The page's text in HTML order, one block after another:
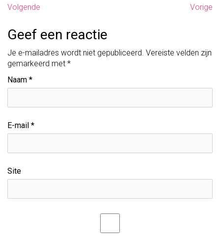
B
e
r
i
c
t
n
a
v
Vorige
Volgende
Geef een reactie
Je e-mailadres wordt niet gepubliceerd. Vereiste velden zijn
gemarkeerd met *
Naam *
E-mail *
Site